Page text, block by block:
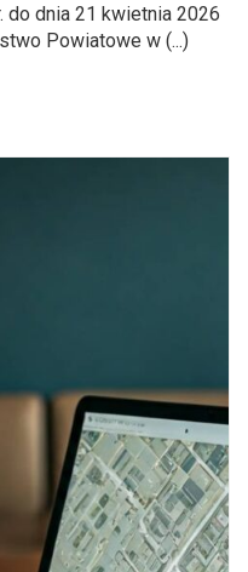
do dnia 21 kwietnia 2026
Powiatowe w (...)